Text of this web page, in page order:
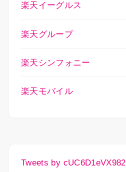
楽天イーグルス
楽天グループ
楽天シンフォニー
楽天モバイル
Tweets by cUC6D1eVX982